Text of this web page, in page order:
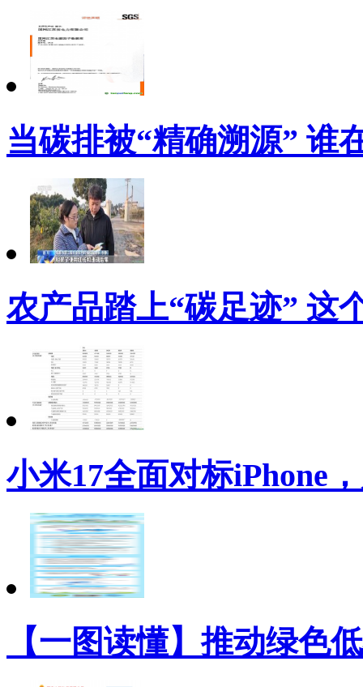
当碳排被“精确溯源” 谁
农产品踏上“碳足迹” 这
小米17全面对标iPhone
【一图读懂】推动绿色